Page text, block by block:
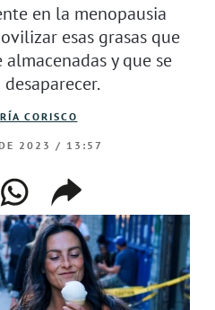
en la menopausia
esas grasas que
y que se
CORISCO
2023 / 13:57
whatsappcompartir
enlace